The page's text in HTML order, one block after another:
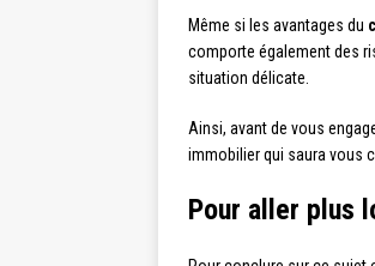
Même si les avantages du
comporte également des
situation délicate.
Ainsi, avant de vous
immobilier qui saura vous
Pour aller plus